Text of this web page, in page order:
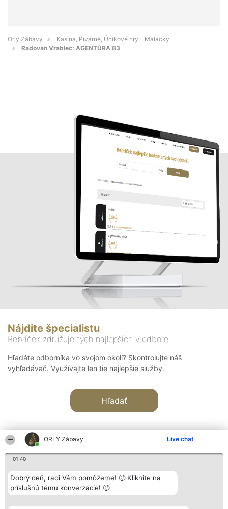
ORLY Zábavy Live chat
01:40
Dobrý deň, radi Vám pomôžeme! 🙂 Kliknite na
príslušnú tému konverzácie! 🙂
Orly Zábavy
Kasína, Pivárne, Únikové hry - Malacky
Radovan Vrablec: AGENTÚRA 83
Nájdite špecialistu
Rebríček združuje tých najlepších v odbore
Hľadáte odborníka vo svojom okolí? Skontrolujte náš
vyhľadávač. Využívajte len tie najlepšie služby.
Hľadať
Organizátor hodnotenia
Bright Side Solutions sp. z o.
o. sp. k.
Wrocław 50-079
Hodnotenie
Laureáti
Lista
Laureatów
Kontakt
Kontakt